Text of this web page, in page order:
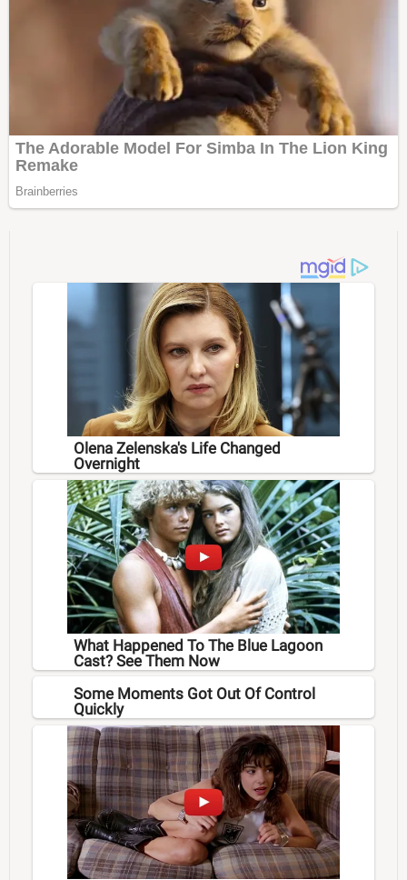
Olena Zelenska's Life Changed
Overnight
What Happened To The Blue Lagoon
Cast? See Them Now
Some Moments Got Out Of Control
Quickly